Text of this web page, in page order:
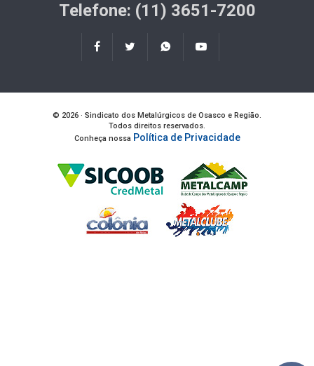
Telefone: (11) 3651-7200
© 2026 · Sindicato dos Metalúrgicos de Osasco e Região.
Todos direitos reservados.
Conheça nossa Política de Privacidade